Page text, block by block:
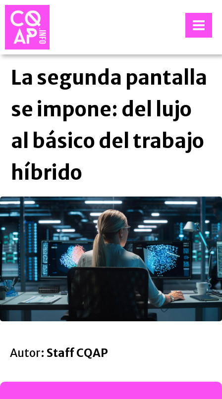
La segunda pantalla
se impone: del lujo
al básico del trabajo
híbrido
Autor: Staff CQAP